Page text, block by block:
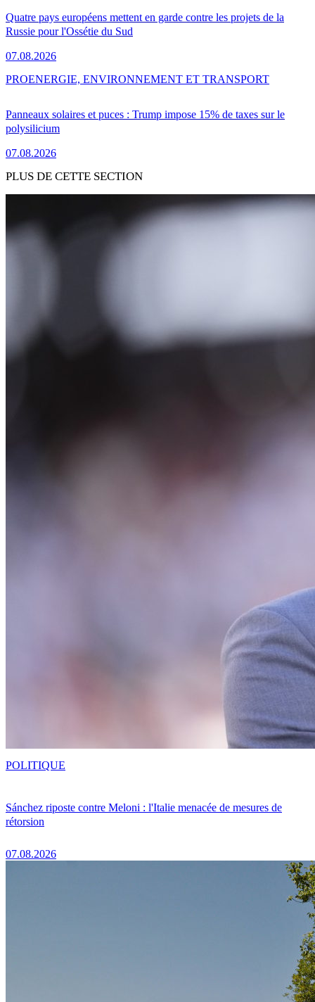
Quatre pays européens mettent en garde contre les projets de la
Russie pour l'Ossétie du Sud
07.08.2026
Panneaux solaires et puces : Trump impose 15% de taxes sur le
polysilicium
07.08.2026
PROENERGIE, ENVIRONNEMENT ET TRANSPORT
PLUS DE CETTE SECTION
Sánchez riposte contre Meloni : l'Italie menacée de mesures de
rétorsion
07.08.2026
POLITIQUE